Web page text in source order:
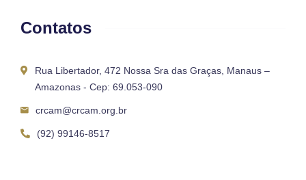
Contatos
Rua Libertador, 472 Nossa Sra das Graças, Manaus –
Amazonas - Cep: 69.053-090
crcam@crcam.org.br
(92) 99146-8517